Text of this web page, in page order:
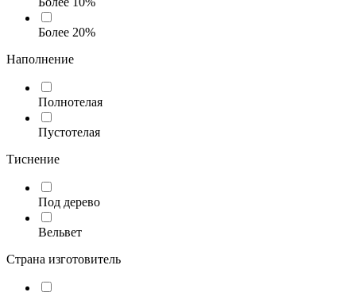
Более 20%
Наполнение
Полнотелая
Пустотелая
Тиснение
Под дерево
Вельвет
Страна изготовитель